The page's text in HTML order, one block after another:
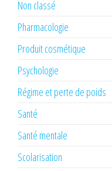
Non classé
Pharmacologie
Produit cosmétique
Psychologie
Régime et perte de poids
Santé
Santé mentale
Scolarisation